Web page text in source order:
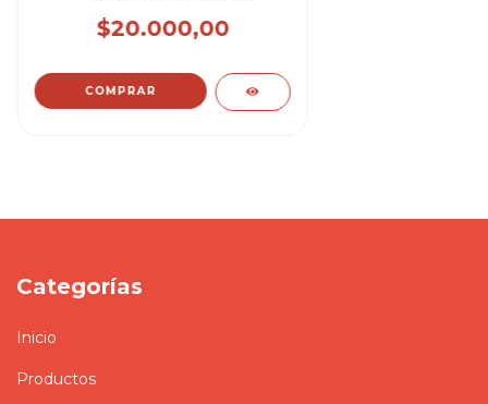
CAFFERATA JOSE
$20.000,00
Categorías
Inicio
Productos